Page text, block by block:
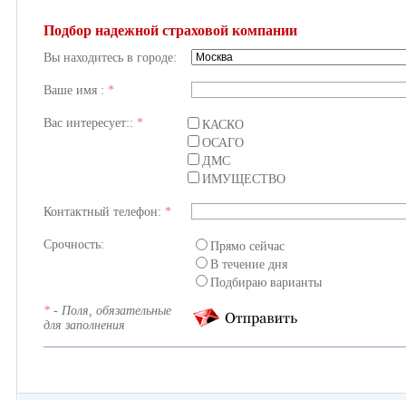
Подбор надежной страховой компании
Вы находитесь в городе:
Ваше имя : *
Вас интересует:: *
КАСКО
ОСАГО
ДМС
ИМУЩЕСТВО
Контактный телефон: *
Срочность:
Прямо сейчас
В течение дня
Подбираю варианты
* - Поля, обязательные
для заполнения